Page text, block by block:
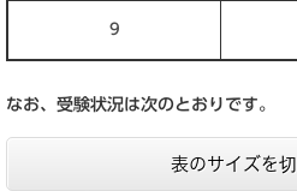
9
なお、受験状況は次のとおりです。​
表のサイズを